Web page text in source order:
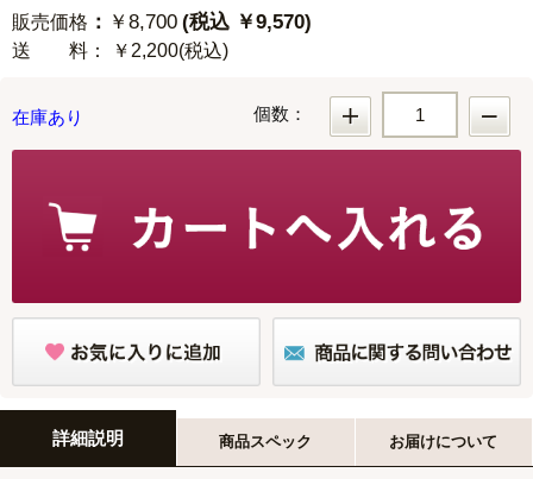
販売価格 ： ￥8,700 (税込 ￥9,570)
送 料 ： ￥2,200(税込)
在庫あり 個数：
詳細説明 商品スペック お届けについて